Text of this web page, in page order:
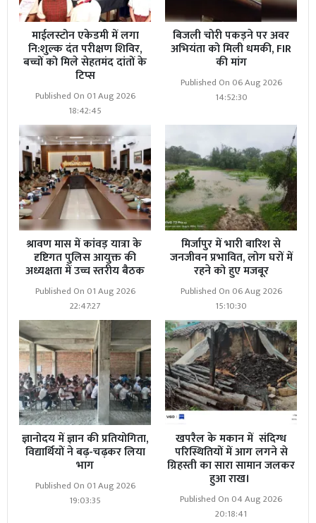
माईलस्टोन एकेडमी में लगा
नि:शुल्क दंत परीक्षण शिविर,
बच्चों को मिले सेहतमंद दांतों के
टिप्स
Published On 01 Aug 2026
18:42:45
बिजली चोरी पकड़ने पर अवर
अभियंता को मिली धमकी, FIR
की मांग
Published On 06 Aug 2026
14:52:30
श्रावण मास में कांवड़ यात्रा के
दृष्टिगत पुलिस आयुक्त की
अध्यक्षता में उच्च स्तरीय बैठक
Published On 01 Aug 2026
22:47:27
मिर्जापुर में भारी बारिश से
जनजीवन प्रभावित, लोग घरों में
रहने को हुए मजबूर
Published On 06 Aug 2026
15:10:30
ज्ञानोदय में ज्ञान की प्रतियोगिता,
विद्यार्थियों ने बढ़-चढ़कर लिया
भाग
Published On 01 Aug 2026
19:03:35
खपरैल के मकान में संदिग्ध
परिस्थितियों में आग लगने से
ग्रिहस्ती का सारा सामान जलकर
हुआ राख।
Published On 04 Aug 2026
20:18:41